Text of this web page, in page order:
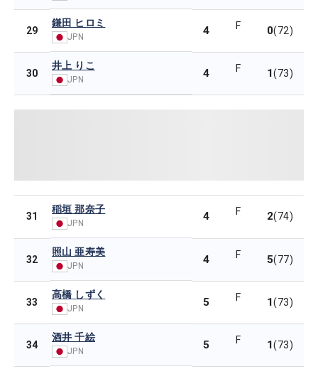
29
鎌田 ヒロミ
JPN 4 F 0(72)
30
井上 りこ
JPN 4 F 1(73)
31
稲垣 那奈子
JPN
4 F 2(74)
32
照山 亜寿美
JPN 4 F 5(77)
33
高橋 しずく
JPN 5 F 1(73)
34
酒井 千絵
JPN 5 F 1(73)